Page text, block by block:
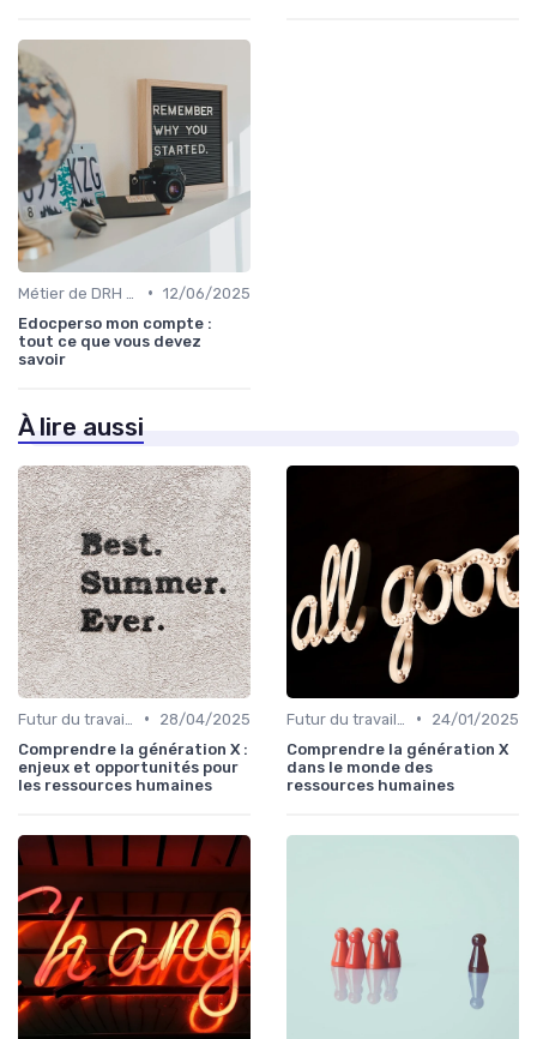
• 12/06/2025
Edocperso mon compte :
tout ce que vous devez
savoir
À lire aussi
•
28/04/2025
Comprendre la génération X :
enjeux et opportunités pour
les ressources humaines
•
24/01/2025
Comprendre la génération X
dans le monde des
ressources humaines